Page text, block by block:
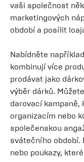
vaši společnost
marketingových
období a posílit
Nabídněte
kombinují více
prodávat jako
výběr dárků.
darovací kampaně,
organizacím nebo
společenskou
svátečního období.
nebo poukazy,